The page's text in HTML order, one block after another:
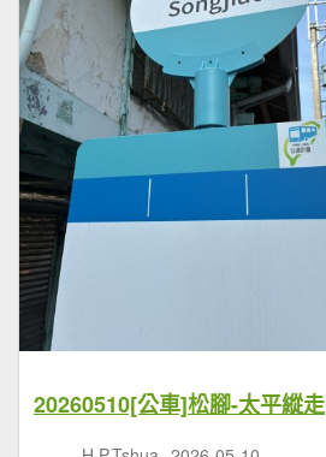
20260510[公車]松腳-太平縱走